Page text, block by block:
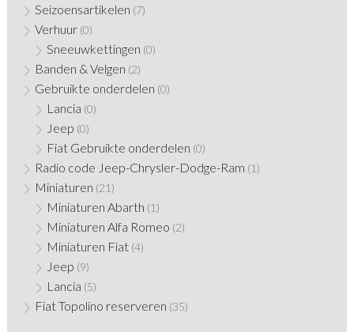
Seizoensartikelen (7)
Verhuur (0)
Sneeuwkettingen (0)
Banden & Velgen (2)
Gebruikte onderdelen (0)
Lancia (0)
Jeep (0)
Fiat Gebruikte onderdelen (0)
Radio code Jeep-Chrysler-Dodge-Ram (1)
Miniaturen (21)
Miniaturen Abarth (1)
Miniaturen Alfa Romeo (2)
Miniaturen Fiat (4)
Jeep (9)
Lancia (5)
Fiat Topolino reserveren (35)